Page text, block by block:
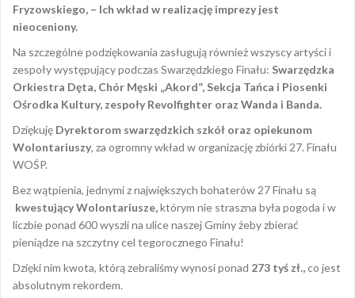
Fryzowskiego, – Ich wkład w realizację imprezy jest
nieoceniony.
Na szczególne podziękowania zasługują również wszyscy artyści i
zespoły występujący podczas Swarzędzkiego Finału: Swarzędzka
Orkiestra Dęta, Chór Męski „Akord”, Sekcja Tańca i Piosenki
Ośrodka Kultury, zespoły Revolfighter oraz Wanda i Banda.
Dziękuję Dyrektorom swarzędzkich szkół oraz opiekunom
Wolontariuszy, za ogromny wkład w organizację zbiórki 27. Finału
WOŚP.
Bez wątpienia, jednymi z największych bohaterów 27 Finału są
kwestujący Wolontariusze,którym nie straszna była pogoda i w
liczbie ponad 600 wyszli na ulice naszej Gminy żeby zbierać
pieniądze na szczytny cel tegorocznego Finału!
Dzięki nim kwota, którą zebraliśmy wynosi ponad 273 tyś zł.,co jest
absolutnym rekordem.